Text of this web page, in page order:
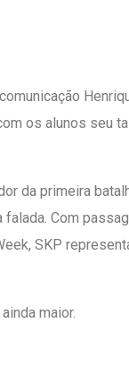
os alunos seu
da primeira
Com
SKP
maior.